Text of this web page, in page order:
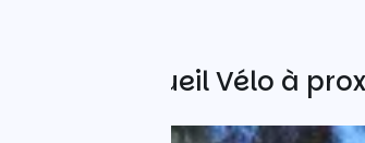
Autres Accueil Vélo à